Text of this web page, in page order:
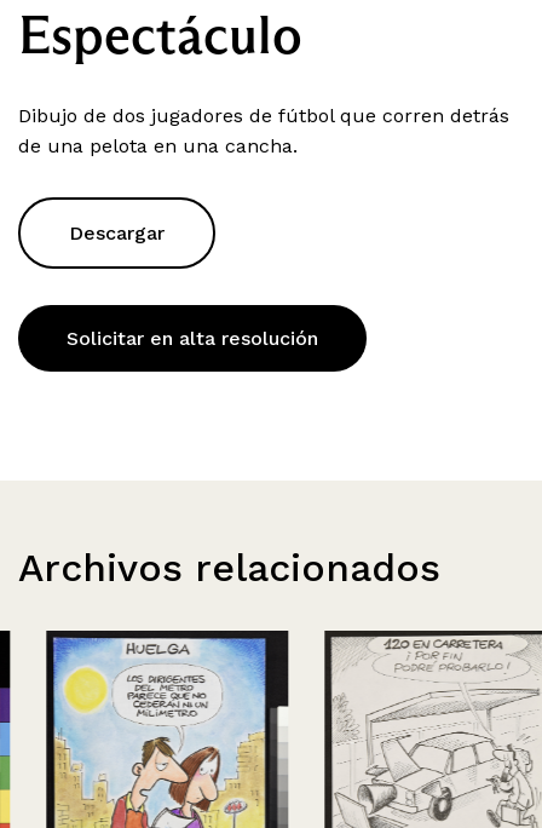
Espectáculo
Dibujo de dos jugadores de fútbol que corren detrás
de una pelota en una cancha.
Descargar
Solicitar en alta resolución
Archivos relacionados